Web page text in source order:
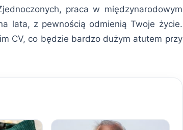
praca w międzynarodowym
lata, z pewnością odmienią Twoje życie.
CV, co będzie bardzo dużym atutem przy